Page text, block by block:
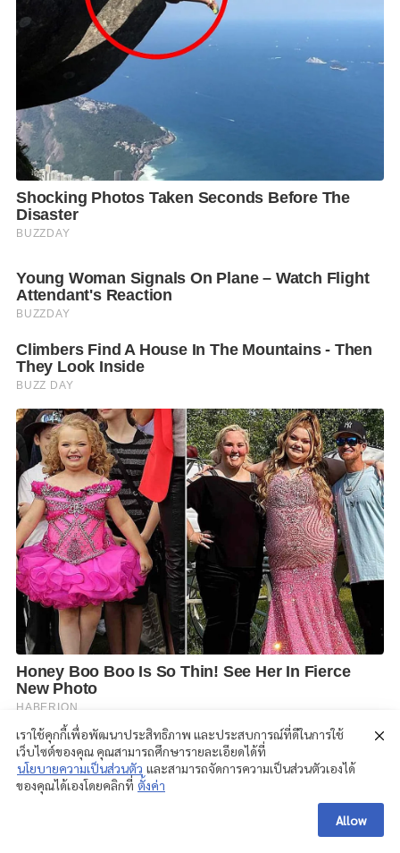
เราใช้คุกกี้เพื่อพัฒนาประสิทธิภาพ และประสบการณ์ที่ดีในการใช้
เว็บไซต์ของคุณ คุณสามารถศึกษารายละเอียดได้ที่
นโยบายความเป็นส่วนตัว และสามารถจัดการความเป็นส่วนตัวเองได้
ของคุณได้เองโดยคลิกที่ ตั้งค่า
Allow